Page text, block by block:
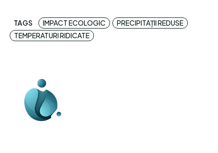
TAGS IMPACT ECOLOGIC
PRECIPITAȚII REDUSE
TEMPERATURI RIDICATE